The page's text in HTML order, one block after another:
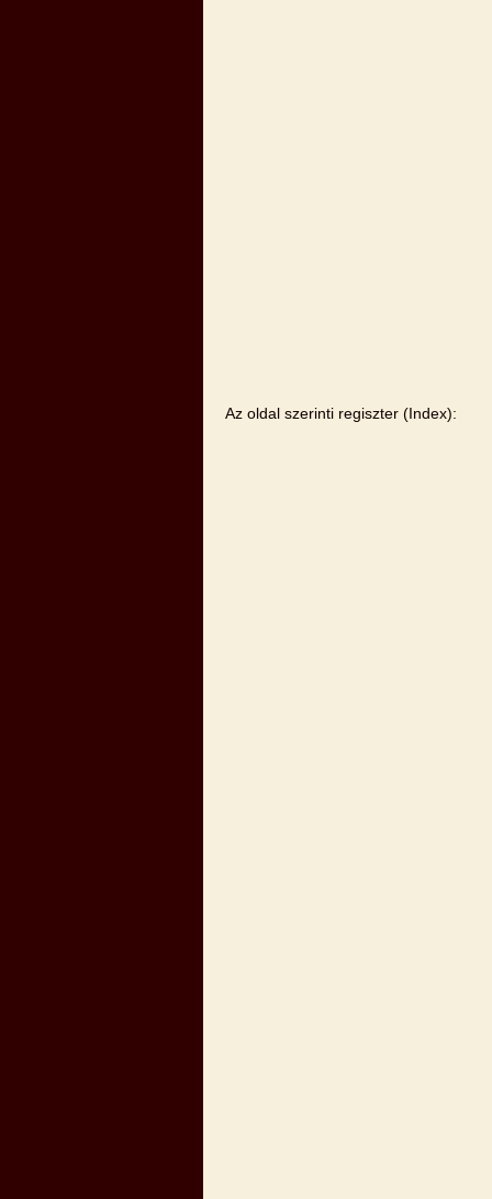
Az oldal szerinti regiszter (Index):